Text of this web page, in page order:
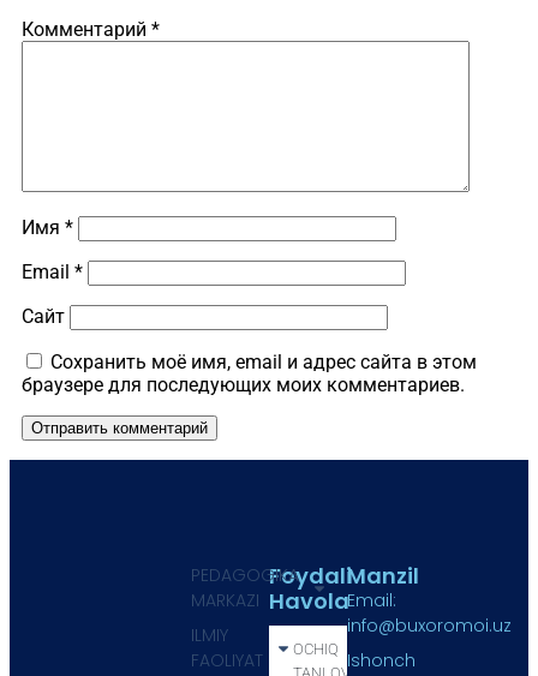
Комментарий *
Имя *
Email *
Сайт
Сохранить моё имя, email и адрес сайта в этом
браузере для последующих моих комментариев.
Foydali
Havola
OCHIQ
PEDAGOGIKA
MARKAZI
ILMIY
FAOLIYAT
Manzil
Email:
info@buxoromoi.uz
Ishonch